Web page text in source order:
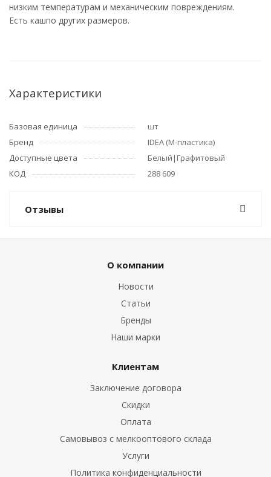
низким температурам и механическим повреждениям.
Есть кашпо других размеров.
Характеристики
Базовая единица
шт
Бренд
IDEA (М-пластика)
Доступные цвета
Белый|Графитовый
КОД
288 609
Отзывы
О компании
Новости
Статьи
Бренды
Наши марки
Клиентам
Заключение договора
Скидки
Оплата
Самовывоз с мелкооптового склада
Услуги
Политика конфиденциальности